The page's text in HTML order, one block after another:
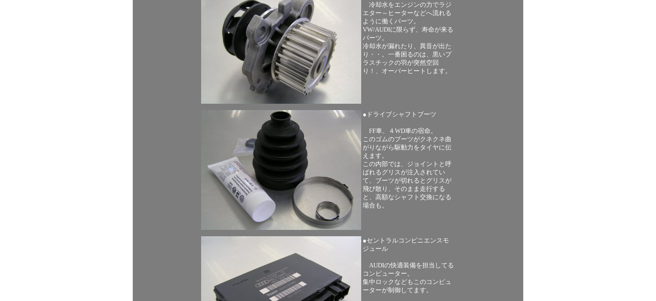
冷却水をエンジンの力でラジ
エター～ヒーターなどへ流れる
ように働くパーツ。
VW/AUDIに限らず、寿命が来る
パーツ。
冷却水が漏れたり、異音が出た
り・・。一番困るのは、黒いプ
ラスチックの羽が突然空回
り！、オーバーヒートします。
●ドライブシャフトブーツ
FF車、４WD車の宿命。
このゴムのブーツがクネクネ曲
がりながら駆動力をタイヤに伝
えます。
この内部では、ジョイントと呼
ばれるグリスが注入されてい
て、ブーツが切れるとグリスが
飛び散り、そのまま走行する
と、高額なシャフト交換になる
場合も。
●セントラルコンビニエンスモ
ジュール
AUDIの快適装備を担当してる
コンピューター。
集中ロックなどもこのコンピュ
ーターが制御してます。